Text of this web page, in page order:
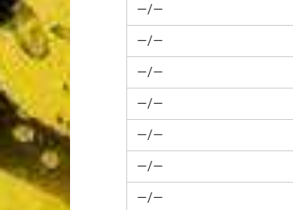
—/—
—/—
—/—
—/—
—/—
—/—
—/—